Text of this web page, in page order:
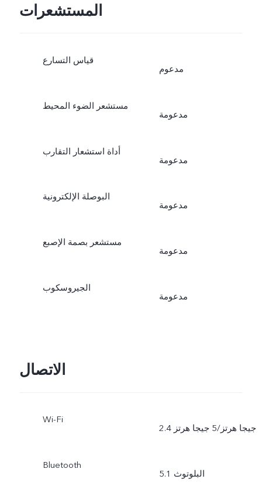
المستشعرات
قياس التسارع
مدعوم
مستشعر الضوء المحيط
مدعومة
أداة استشعار التقارب
مدعومة
البوصلة الإلكترونية
مدعومة
مستشعر بصمة الإصبع
مدعومة
الجيروسكوب
مدعومة
الاتصال
Wi-Fi
2.4 جيجا هرتز/5 جيجا هرتز
Bluetooth
البلوتوث 5.1